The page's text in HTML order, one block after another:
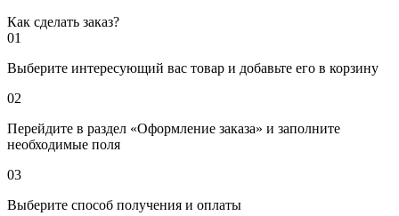
Как сделать заказ?
01
Выберите интересующий вас товар и добавьте его в корзину
02
Перейдите в раздел «Оформление заказа» и заполните
необходимые поля
03
Выберите способ получения и оплаты